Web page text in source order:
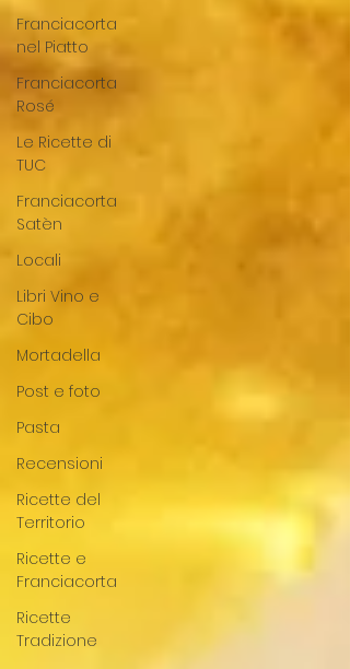
Franciacorta
nel Piatto
Franciacorta
Rosé
Le Ricette di
TUC
Franciacorta
Satèn
Locali
Libri Vino e
Cibo
Mortadella
Post e foto
Pasta
Recensioni
Ricette del
Territorio
Ricette e
Franciacorta
Ricette
Tradizione